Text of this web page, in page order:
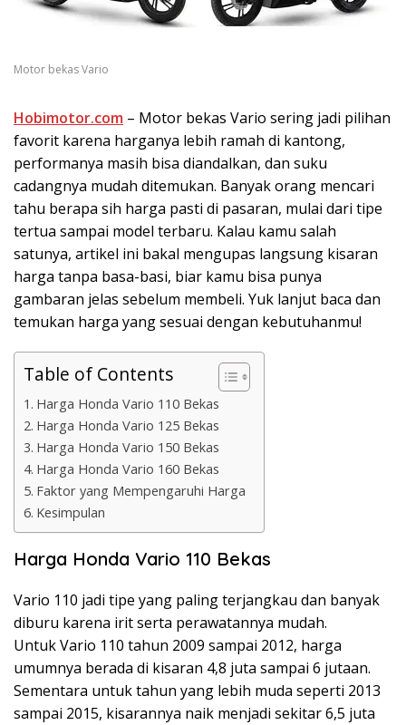
Motor bekas Vario
Hobimotor.com – Motor bekas Vario sering jadi pilihan
favorit karena harganya lebih ramah di kantong,
performanya masih bisa diandalkan, dan suku
cadangnya mudah ditemukan. Banyak orang mencari
tahu berapa sih harga pasti di pasaran, mulai dari tipe
tertua sampai model terbaru. Kalau kamu salah
satunya, artikel ini bakal mengupas langsung kisaran
harga tanpa basa-basi, biar kamu bisa punya
gambaran jelas sebelum membeli. Yuk lanjut baca dan
temukan harga yang sesuai dengan kebutuhanmu!
Table of Contents
Harga Honda Vario 110 Bekas
Harga Honda Vario 125 Bekas
Harga Honda Vario 150 Bekas
Harga Honda Vario 160 Bekas
Faktor yang Mempengaruhi Harga
Kesimpulan
Harga Honda Vario 110 Bekas
Vario 110 jadi tipe yang paling terjangkau dan banyak
diburu karena irit serta perawatannya mudah.
Untuk Vario 110 tahun 2009 sampai 2012, harga
umumnya berada di kisaran 4,8 juta sampai 6 jutaan.
Sementara untuk tahun yang lebih muda seperti 2013
sampai 2015, kisarannya naik menjadi sekitar 6,5 juta